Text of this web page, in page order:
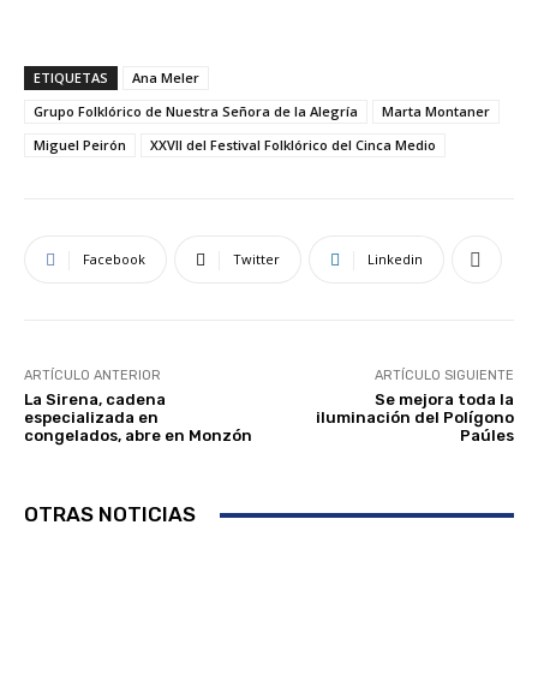
ETIQUETAS
Ana Meler
Grupo Folklórico de Nuestra Señora de la Alegría
Marta Montaner
Miguel Peirón
XXVII del Festival Folklórico del Cinca Medio
Facebook Twitter Linkedin
ARTÍCULO ANTERIOR
La Sirena, cadena
especializada en
congelados, abre en Monzón
ARTÍCULO SIGUIENTE
Se mejora toda la
iluminación del Polígono
Paúles
OTRAS NOTICIAS